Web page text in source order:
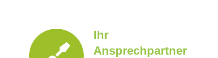
Ihr
Ansprechpartner